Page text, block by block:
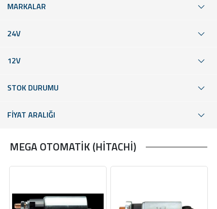
MARKALAR
24V
12V
STOK DURUMU
FİYAT ARALIĞI
MEGA OTOMATİK (HİTACHİ)